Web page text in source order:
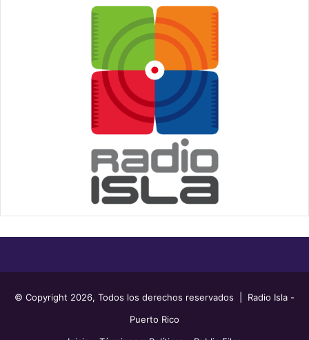
© Copyright 2026, Todos los derechos reservados | Radio Isla -
Puerto Rico